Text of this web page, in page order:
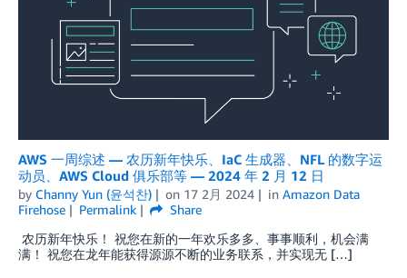
AWS 一周综述 — 农历新年快乐、IaC 生成器、NFL 的数字运
动员、AWS Cloud 俱乐部等 — 2024 年 2 月 12 日
by Channy Yun (윤석찬) on 17 2月 2024 in Amazon Data
Firehose
Permalink
Share
农历新年快乐！ 祝您在新的一年欢乐多多、事事顺利，机会满
满！ 祝您在龙年能获得源源不断的业务联系，并实现无 […]